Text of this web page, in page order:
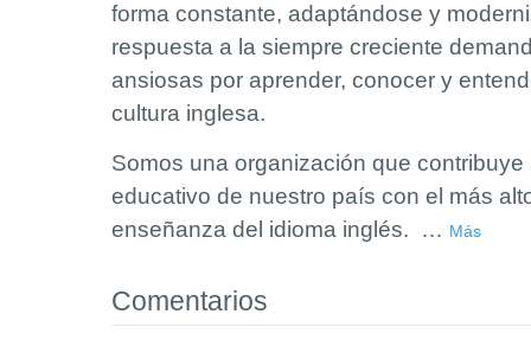
forma constante, adaptándose y
respuesta a la siempre creciente
ansiosas por aprender, conocer y
cultura inglesa.
Somos una organización que contribuye
educativo de nuestro país con el más
enseñanza del idioma inglés.
… Más
Comentarios